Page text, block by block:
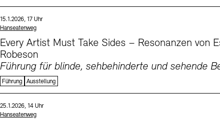
Datum und Uhrzeit:
15.1.2026, 17 Uhr
Standort
Hanseatenweg
Every Artist Must Take Sides – Resonanzen von
Robeson
Führung für blinde, sehbehinderte und sehende
Führung Ausstellung
Datum und Uhrzeit:
25.1.2026, 14 Uhr
Standort
Hanseatenweg